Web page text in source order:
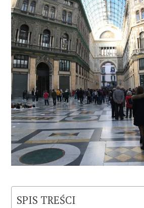
SPIS TREŚCI